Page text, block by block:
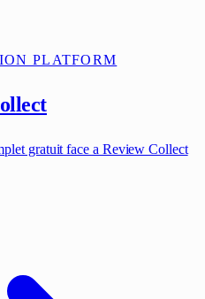
PLATFORM
gratuit face a Review Collect